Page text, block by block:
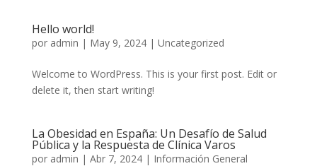
Hello world!
por admin | May 9, 2024| Uncategorized
Welcome to WordPress. This is your first post. Edit or
delete it, then start writing!
La Obesidad en España: Un Desafío de Salud
Pública y la Respuesta de Clínica Varos
por admin | Abr 7, 2024| Información General